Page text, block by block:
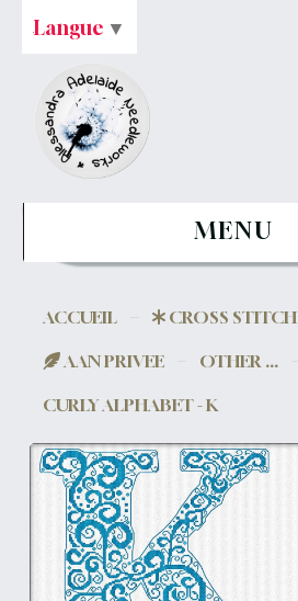
MENU
ACCUEIL
CROSS STITCH
AAN PRIVEE
OTHER ...
CURLY ALPHABET - K
Langue ▼